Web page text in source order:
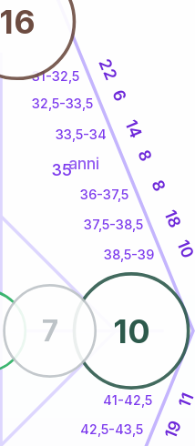
31-32,5
32,5-33,5
33,5-34
36-37,5
37,5-38,5
38,5-39
41-42,5
42,5-43,5
22
6
14
8
8
18
10
11
19
10
16
7
35anni